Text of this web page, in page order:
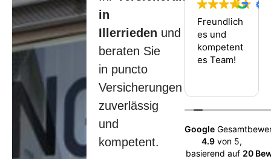
in
Illerrieden und
beraten Sie
in puncto
Versicherungen
zuverlässig
und
kompetent.
das
Versicheru
Bernhard
von
meinen
Eltern her
seit
meinem
Freundlich
es und
kompetent
es Team!
Google
4.9 von 5,
basierend auf 20